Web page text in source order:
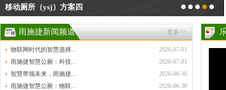
移动厕所（ysj）方案四
更多>>
雨施捷新闻频道
2026-07-01
物联网时代的智慧选择...
2026-07-01
雨施捷智慧公厕：科技...
2026-06-30
智慧带领未来，雨施捷...
2026-06-30
雨施捷智慧公厕：物联...